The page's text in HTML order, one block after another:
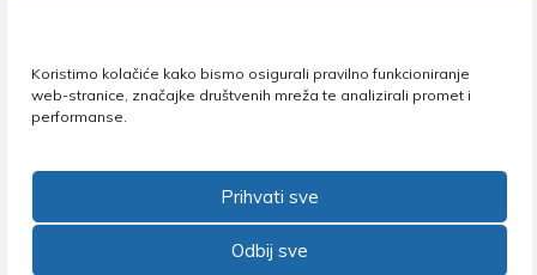
Koristimo kolačiće kako bismo osigurali pravilno funkcioniranje
web-stranice, značajke društvenih mreža te analizirali promet i
performanse.
Prihvati sve
Odbij sve
Nezavisni sindikat znanosti i visokog
obrazovanja
Zagreb •Tel: +385 1 4847 337 •Email: uprava@nsz.hr